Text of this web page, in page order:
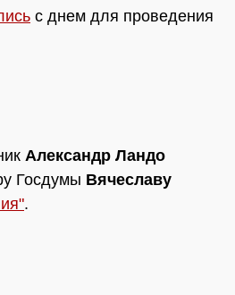
с днем для проведения
Александр Ландо
Госдумы Вячеславу
.